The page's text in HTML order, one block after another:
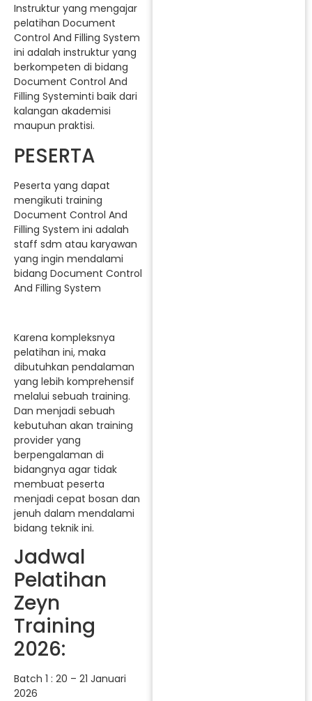
Instruktur yang mengajar
pelatihan Document
Control And Filling System
ini adalah instruktur yang
berkompeten di bidang
Document Control And
Filling Systeminti baik dari
kalangan akademisi
maupun praktisi.
PESERTA
Peserta yang dapat
mengikuti training
Document Control And
Filling System ini adalah
staff sdm atau karyawan
yang ingin mendalami
bidang Document Control
And Filling System
Karena kompleksnya
pelatihan ini, maka
dibutuhkan pendalaman
yang lebih komprehensif
melalui sebuah training.
Dan menjadi sebuah
kebutuhan akan training
provider yang
berpengalaman di
bidangnya agar tidak
membuat peserta
menjadi cepat bosan dan
jenuh dalam mendalami
bidang teknik ini.
Jadwal
Pelatihan
Zeyn
Training
2026:
Batch 1 : 20 – 21 Januari
2026